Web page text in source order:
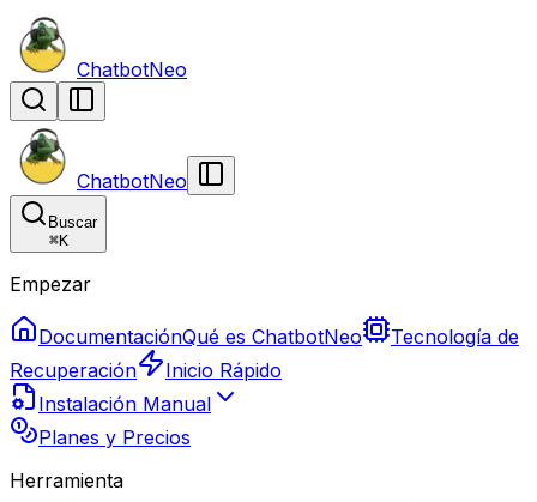
ChatbotNeo
ChatbotNeo
Buscar
⌘K
Empezar
DocumentaciónQué es ChatbotNeo
Tecnología de
Recuperación
Inicio Rápido
Instalación Manual
Planes y Precios
Herramienta